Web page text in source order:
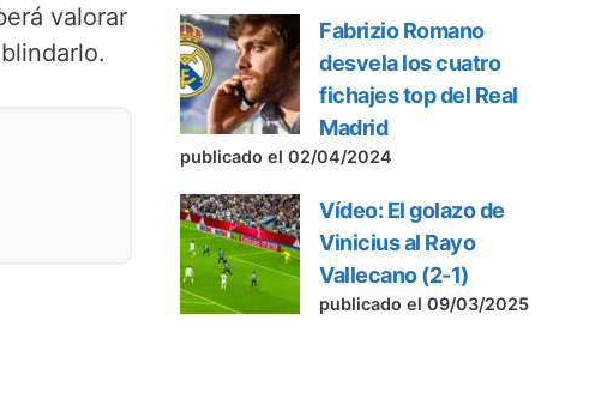
valorar
Fabrizio Romano
desvela los cuatro
fichajes top del Real
Madrid
publicado el 02/04/2024
Vídeo: El golazo de
Vinicius al Rayo
Vallecano (2-1)
publicado el 09/03/2025